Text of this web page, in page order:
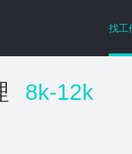
找工
8k-12k